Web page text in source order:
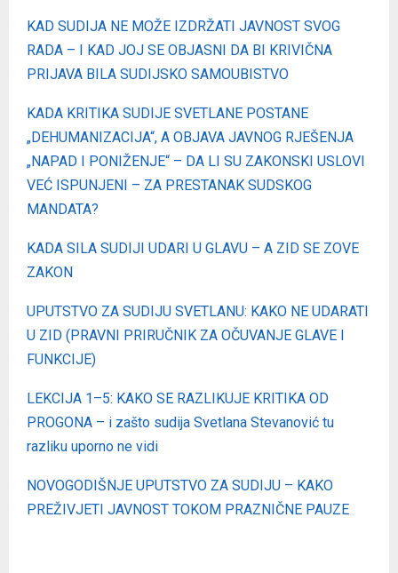
KAD SUDIJA NE MOŽE IZDRŽATI JAVNOST SVOG
RADA – I KAD JOJ SE OBJASNI DA BI KRIVIČNA
PRIJAVA BILA SUDIJSKO SAMOUBISTVO
KADA KRITIKA SUDIJE SVETLANE POSTANE
„DEHUMANIZACIJA“, A OBJAVA JAVNOG RJEŠENJA
„NAPAD I PONIŽENJE“ – DA LI SU ZAKONSKI USLOVI
VEĆ ISPUNJENI – ZA PRESTANAK SUDSKOG
MANDATA?
KADA SILA SUDIJI UDARI U GLAVU – A ZID SE ZOVE
ZAKON
UPUTSTVO ZA SUDIJU SVETLANU: KAKO NE UDARATI
U ZID (PRAVNI PRIRUČNIK ZA OČUVANJE GLAVE I
FUNKCIJE)
LEKCIJA 1–5: KAKO SE RAZLIKUJE KRITIKA OD
PROGONA – i zašto sudija Svetlana Stevanović tu
razliku uporno ne vidi
NOVOGODIŠNJE UPUTSTVO ZA SUDIJU – KAKO
PREŽIVJETI JAVNOST TOKOM PRAZNIČNE PAUZE